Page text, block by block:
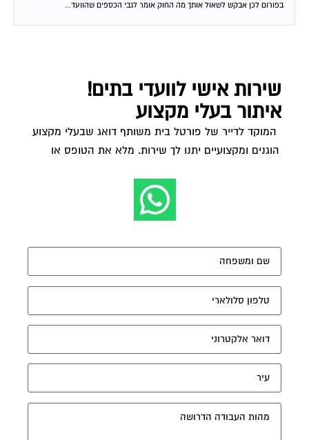
בפורום לכן אבקש לשאול אותך מה החוק אומר לגבי הכספים שהוועד...
שירות אישי לוועדי בתים!
איתור בעלי מקצוע
המוקד לדייר של פורטל בית משותף דואג שבעלי מקצוע
הוגנים ומקצועיים יתנו לך שירות. מלא את הטופס או